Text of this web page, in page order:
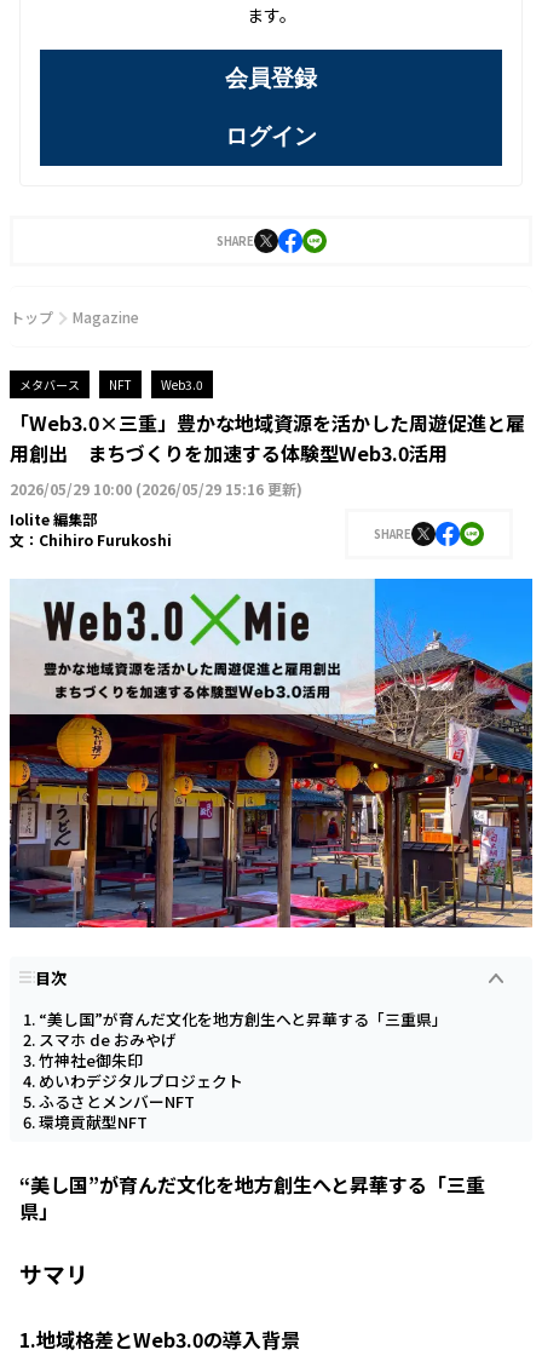
ます。
会員登録
ログイン
SHARE
トップ Magazine
メタバース NFT Web3.0
「Web3.0×三重」豊かな地域資源を活かした周遊促進と雇
用創出 まちづくりを加速する体験型Web3.0活用
2026/05/29 10:00 (2026/05/29 15:16 更新)
Iolite 編集部
文： Chihiro Furukoshi SHARE
目次
“美し国”が育んだ文化を地方創生へと昇華する「三重県」
スマホ de おみやげ
竹神社e御朱印
めいわデジタルプロジェクト
ふるさとメンバーNFT
環境貢献型NFT
“美し国”が育んだ文化を地方創生へと昇華する「三重
県」
サマリ
1.地域格差とWeb3.0の導入背景